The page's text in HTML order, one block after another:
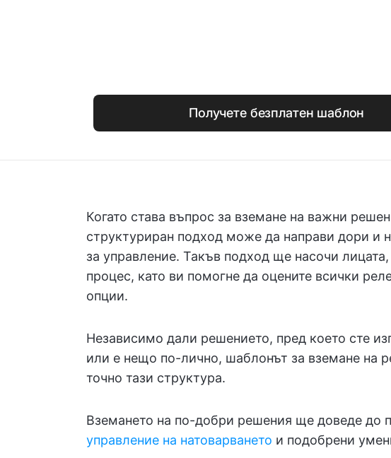
Получете безплатен шаблон
Когато става въпрос за вземане на важни
структуриран подход може да направи дори и
за управление. Такъв подход ще насочи
процес, като ви помогне да оцените всички
опции.
Независимо дали решението, пред което сте
или е нещо по-лично, шаблонът за вземане на
точно тази структура.
Вземането на по-добри решения ще доведе до
управление на натоварването и подобрени